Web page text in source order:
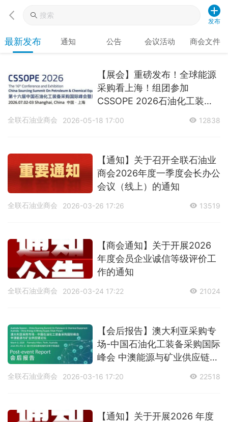
发布
最新发布 通知 公告 会议活动 商会文件
【展会】重磅发布！全球能源
采购看上海！组团参加
CSSOPE 2026石油化工装备
全联石油业商会 2026-05-18 17:00 12838
【通知】关于召开全联石油业
商会2026年度一季度会长办公
会议（线上）的通知
全联石油业商会 2026-03-26 17:26 13519
【商会通知】关于开展2026
年度会员企业诚信等级评价工
作的通知
全联石油业商会 2026-03-24 17:22 21024
【会后报告】澳大利亚采购专
场-中国石油化工装备采购国际
峰会 中澳能源与矿业供应链论
全联石油业商会 2026-03-16 17:20 22518
【通知】关于开展2026 年度